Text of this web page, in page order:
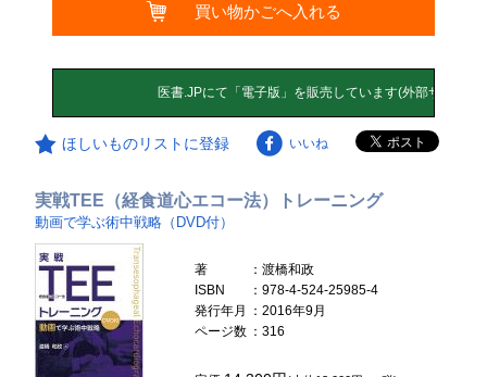
買い物かごへ入れる
ほしいものリストに登録 いいね
実戦TEE（経食道心エコー法）トレーニング
動画で学ぶ術中戦略（DVD付）
著
：渡橋和政
ISBN
：978-4-524-25985-4
発行年月
：2016年9月
ページ数 ：316